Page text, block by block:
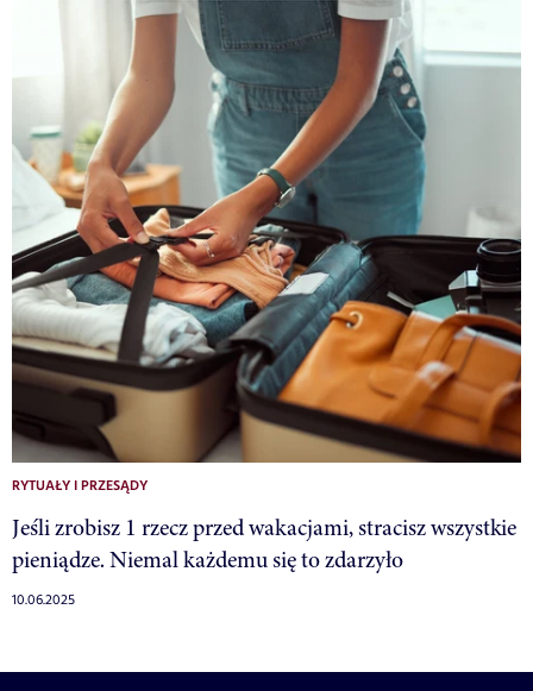
RYTUAŁY I PRZESĄDY
Jeśli zrobisz 1 rzecz przed wakacjami, stracisz wszystkie
pieniądze. Niemal każdemu się to zdarzyło
10.06.2025